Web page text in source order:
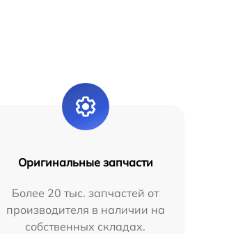
Оригинальные запчасти
Более 20 тыс. запчастей от
производителя в наличии на
собственных складах.